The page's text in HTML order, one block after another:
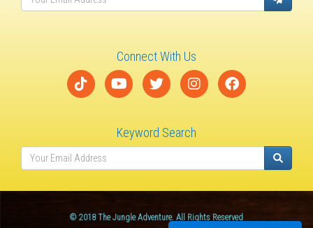
Connect With Us
Keyword Search
© 2018 The Jungle Adventure. All Rights Reserved